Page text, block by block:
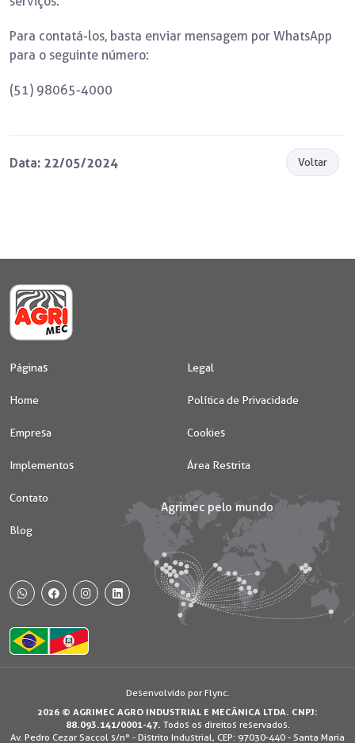
Para contatá-los, basta enviar mensagem por WhatsApp
para o seguinte número:
(51) 98065-4000
Data: 22/05/2024 Voltar
Páginas
Home
Empresa
Implementos
Contato
Blog
Legal
Política de Privacidade
Cookies
Área Restrita
WhatsAppFacebookInstagram
Desenvolvido por Flync.
2026 © AGRIMEC AGRO INDUSTRIAL E MECÂNICA LTDA. CNPJ:
88.093.141/0001-47. Todos os direitos reservados.
Av. Pedro Cezar Saccol s/nº - Distrito Industrial, CEP: 97030-440 - Santa Maria
Usamos os cookies e dados de navegação visando proporcionar uma
melhor experiência durante o uso do site. Ao continuar, você concorda